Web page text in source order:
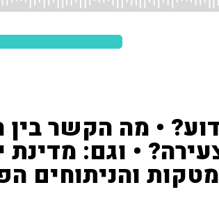
• מה הקשר בין
• וגם:
והניתוחים